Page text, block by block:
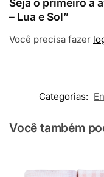
Seja o primeiro a
– Lua e Sol”
Você precisa fazer
Categorias:
Você também